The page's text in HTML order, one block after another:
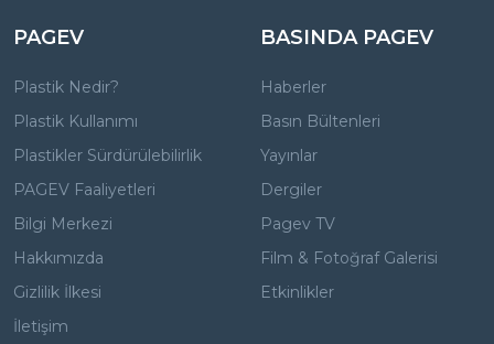
PAGEV
Plastik Nedir?
Plastik Kullanımı
Plastikler Sürdürülebilirlik
PAGEV Faaliyetleri
Bilgi Merkezi
Hakkımızda
Gizlilik İlkesi
İletişim
BASINDA PAGEV
Haberler
Basın Bültenleri
Yayınlar
Dergiler
Pagev TV
Film & Fotoğraf Galerisi
Etkinlikler